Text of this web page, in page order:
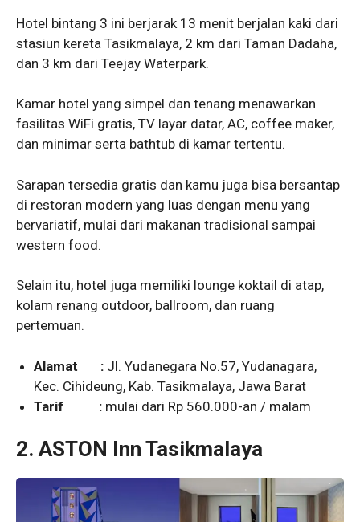
Hotel bintang 3 ini berjarak 13 menit berjalan kaki dari
stasiun kereta Tasikmalaya, 2 km dari Taman Dadaha,
dan 3 km dari Teejay Waterpark.
Kamar hotel yang simpel dan tenang menawarkan
fasilitas WiFi gratis, TV layar datar, AC, coffee maker,
dan minimar serta bathtub di kamar tertentu.
Sarapan tersedia gratis dan kamu juga bisa bersantap
di restoran modern yang luas dengan menu yang
bervariatif, mulai dari makanan tradisional sampai
western food.
Selain itu, hotel juga memiliki lounge koktail di atap,
kolam renang outdoor, ballroom, dan ruang
pertemuan.
Alamat : Jl. Yudanegara No.57, Yudanagara,
Kec. Cihideung, Kab. Tasikmalaya, Jawa Barat
Tarif : mulai dari Rp 560.000-an / malam
2. ASTON Inn Tasikmalaya